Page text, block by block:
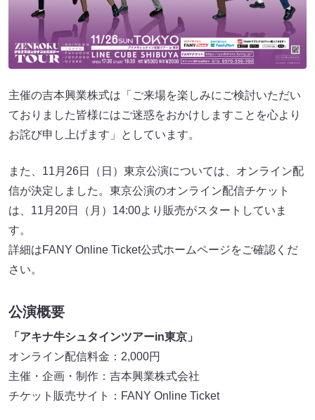
主催の吉本興業株式は「ご来場を楽しみにご検討いただい
ておりました皆様にはご迷惑をおかけしますことを⼼より
お詫び申し上げます」としています。
また、11⽉26⽇（⽇）東京公演については、オンライン配
信が決定しました。東京公演のオンライン配信チケット
は、11⽉20⽇（⽉）14:00より販売がスタートしていま
す。
詳細はFANY Online Ticket公式ホームページをご確認くだ
さい。
公演概要
「アキナ⽜シュタインツアーin東京」
オンライン配信料⾦：2,000円
主催・企画・制作：吉本興業株式会社
チケット販売サイト：FANY Online Ticket